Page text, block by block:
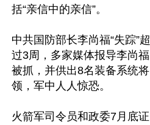
括“亲信中的亲信”。
中共国防部长李尚福“失踪”超
过3周，多家媒体报导李尚福
被抓，并供出8名装备系统将
领，军中人人惊恐。
火箭军司令员和政委7月底证